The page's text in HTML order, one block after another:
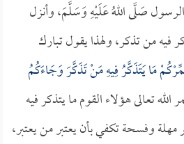
صَلَّى اللهُ عَلَيْهِ وَسَلَّمَ، وأنزل
فيه من تذكر، ولهذا يقول تبارك
مَا يَتَذَكَّرُ فِيهِ مَنْ تَذَكَّرَ وَجَاءَكُمُ
عمر الله تعالى هؤلاء القوم ما يتذكر فيه
وفسحة تكفي بأن يعتبر من يعتبر،